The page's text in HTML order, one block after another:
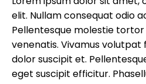
elit. Nullam consequat odio
Pellentesque molestie
venenatis. Vivamus volutpat
dolor suscipit et.
eget suscipit efficitur.